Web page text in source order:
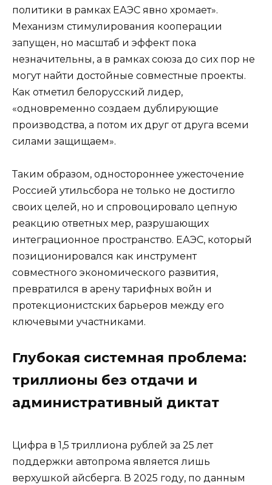
политики в рамках ЕАЭС явно хромает».
Механизм стимулирования кооперации
запущен, но масштаб и эффект пока
незначительны, а в рамках союза до сих пор не
могут найти достойные совместные проекты.
Как отметил белорусский лидер,
«одновременно создаем дублирующие
производства, а потом их друг от друга всеми
силами защищаем».
Таким образом, одностороннее ужесточение
Россией утильсбора не только не достигло
своих целей, но и спровоцировало цепную
реакцию ответных мер, разрушающих
интеграционное пространство. ЕАЭС, который
позиционировался как инструмент
совместного экономического развития,
превратился в арену тарифных войн и
протекционистских барьеров между его
ключевыми участниками.
Глубокая системная проблема:
триллионы без отдачи и
административный диктат
Цифра в 1,5 триллиона рублей за 25 лет
поддержки автопрома является лишь
верхушкой айсберга. В 2025 году, по данным